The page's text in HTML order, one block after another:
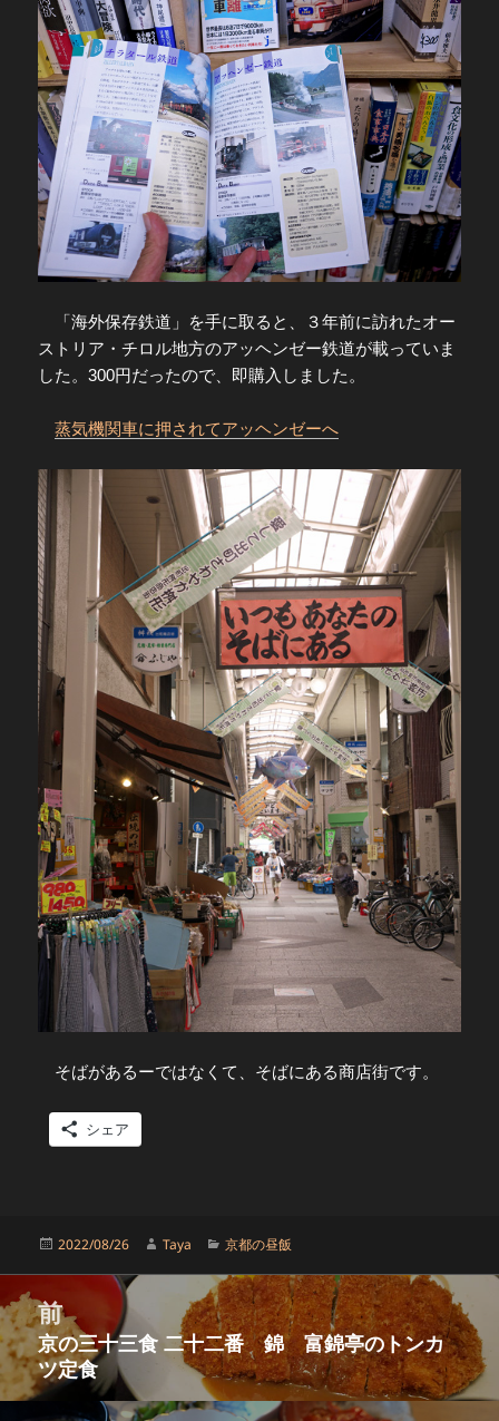
「海外保存鉄道」を手に取ると、３年前に訪れたオー
ストリア・チロル地方のアッヘンゼー鉄道が載っていま
した。300円だったので、即購入しました。
蒸気機関車に押されてアッヘンゼーへ
そばがあるーではなくて、そばにある商店街です。
シェア
投
2022/08/26
作
Taya
カ
ゴ
リ
ー
京都の昼飯
稿
ナ
ビ
ゲ
前
前
の
投
京の三十三食 二十二番 錦 富錦亭のトンカ
ツ定食